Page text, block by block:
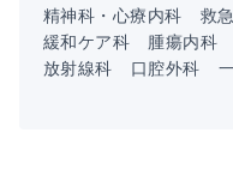
精神科・心療内科
救
緩和ケア科
腫瘍内科
放射線科
口腔外科